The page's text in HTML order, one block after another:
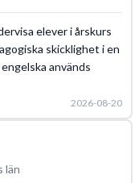
elever i årskurs
skicklighet i en
används
2026-08-20
län